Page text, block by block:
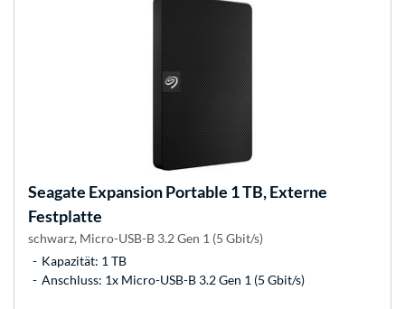
Seagate Expansion Portable 1 TB, Externe
Festplatte
schwarz, Micro-USB-B 3.2 Gen 1 (5 Gbit/s)
Kapazität: 1 TB
Anschluss: 1x Micro-USB-B 3.2 Gen 1 (5 Gbit/s)